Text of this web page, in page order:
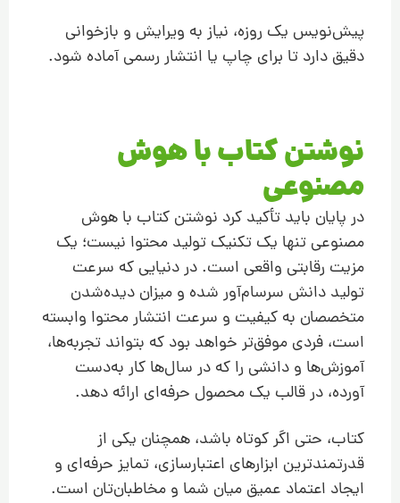
پیش‌نویس یک روزه، نیاز به ویرایش و بازخوانی
دقیق دارد تا برای چاپ یا انتشار رسمی آماده شود.
نوشتن کتاب با هوش
مصنوعی
در پایان باید تأکید کرد نوشتن کتاب با هوش
مصنوعی تنها یک تکنیک تولید محتوا نیست؛ یک
مزیت رقابتی واقعی است. در دنیایی که سرعت
تولید دانش سرسام‌آور شده و میزان دیده‌شدن
متخصصان به کیفیت و سرعت انتشار محتوا وابسته
است، فردی موفق‌تر خواهد بود که بتواند تجربه‌ها،
آموزش‌ها و دانشی را که در سال‌ها کار به‌دست
آورده، در قالب یک محصول حرفه‌ای ارائه دهد.
کتاب، حتی اگر کوتاه باشد، همچنان یکی از
قدرتمندترین ابزارهای اعتبارسازی، تمایز حرفه‌ای و
ایجاد اعتماد عمیق میان شما و مخاطبان‌تان است.